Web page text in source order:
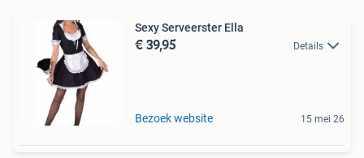
Sexy Serveerster Ella
€ 39,95 Details
Bezoek website 15 mei 26